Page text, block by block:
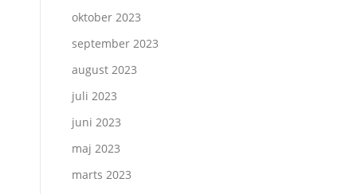
oktober 2023
september 2023
august 2023
juli 2023
juni 2023
maj 2023
marts 2023